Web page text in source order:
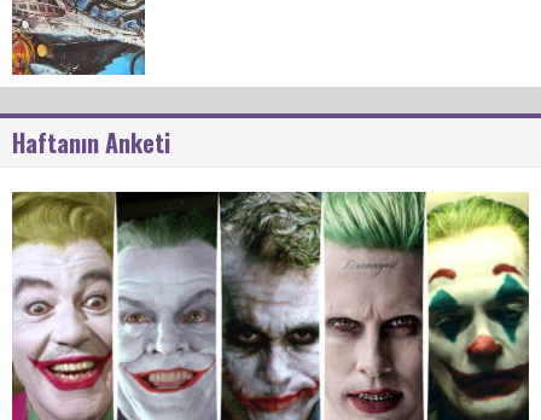
Haftanın Anketi